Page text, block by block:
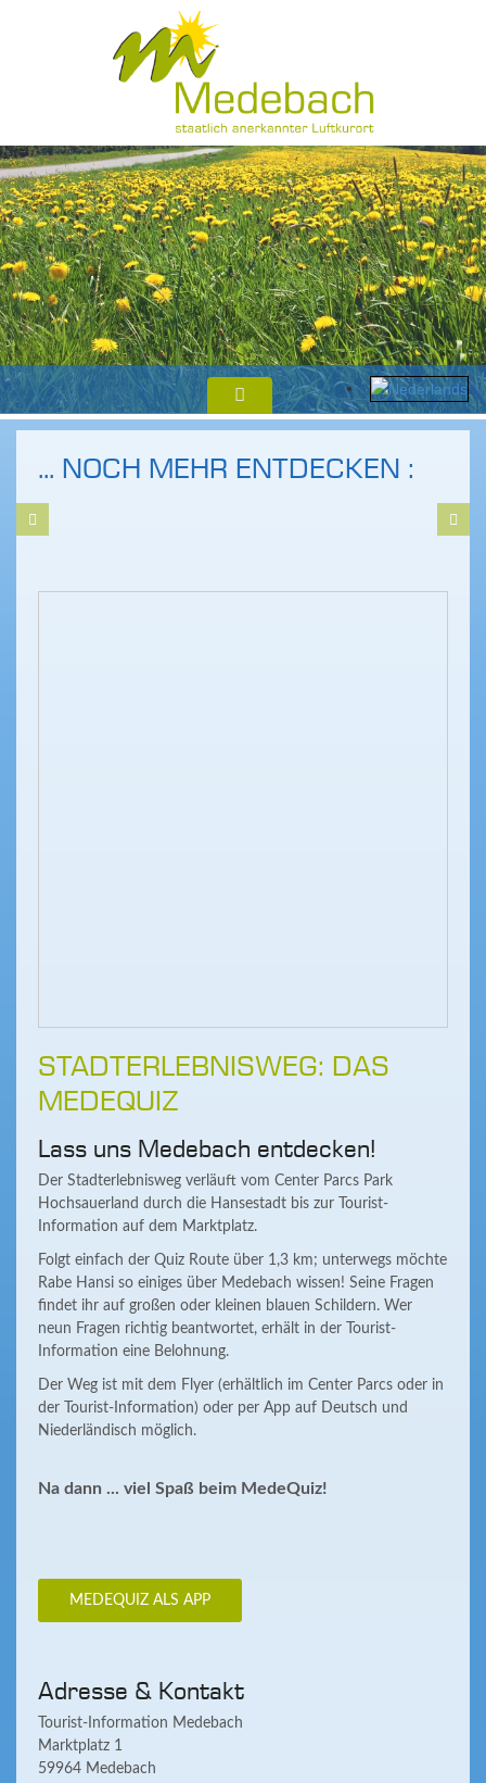
... NOCH MEHR ENTDECKEN :
STADTERLEBNISWEG: DAS
MEDEQUIZ
Lass uns Medebach entdecken!
Der Stadterlebnisweg verläuft vom Center Parcs Park
Hochsauerland durch die Hansestadt bis zur Tourist-
Information auf dem Marktplatz.
Folgt einfach der Quiz Route über 1,3 km; unterwegs möchte
Rabe Hansi so einiges über Medebach wissen! Seine Fragen
findet ihr auf großen oder kleinen blauen Schildern. Wer
neun Fragen richtig beantwortet, erhält in der Tourist-
Information eine Belohnung.
Der Weg ist mit dem Flyer (erhältlich im Center Parcs oder in
der Tourist-Information) oder per App auf Deutsch und
Niederländisch möglich.
Na dann ... viel Spaß beim MedeQuiz!
MEDEQUIZ ALS APP
Adresse & Kontakt
Tourist-Information Medebach
Marktplatz 1
59964 Medebach